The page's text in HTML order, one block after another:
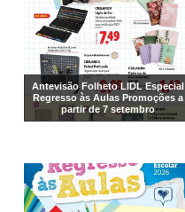
Antevisão Folheto LIDL Especial
Regresso às Aulas Promoções a
partir de 7 setembro